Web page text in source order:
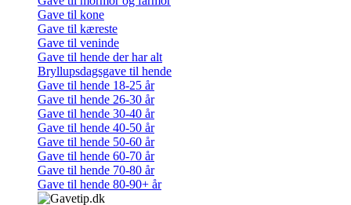
Gave til kone
Gave til kæreste
Gave til veninde
Gave til hende der har alt
Bryllupsdagsgave til hende
Gave til hende 18-25 år
Gave til hende 26-30 år
Gave til hende 30-40 år
Gave til hende 40-50 år
Gave til hende 50-60 år
Gave til hende 60-70 år
Gave til hende 70-80 år
Gave til hende 80-90+ år